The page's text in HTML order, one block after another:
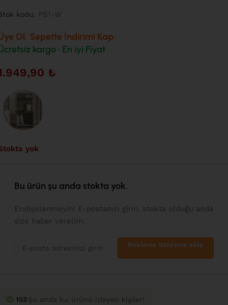
kodu: PS1-W
Ol, Sepette İndirimi Kap
kargo • En iyi Fiyat
₺
yok
Bu ürün şu anda stokta yok.
Endişelenmeyin! E-postanızı girin, stokta olduğu anda
size haber verelim.
Bekleme listesine ekle
152 Şu anda bu ürünü izleyen kişiler!